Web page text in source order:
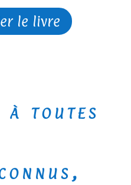
le livre
à toutes